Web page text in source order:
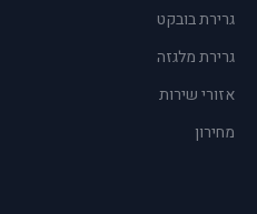
גרירת בובקט
גרירת מלגזה
אזורי שירות
מחירון